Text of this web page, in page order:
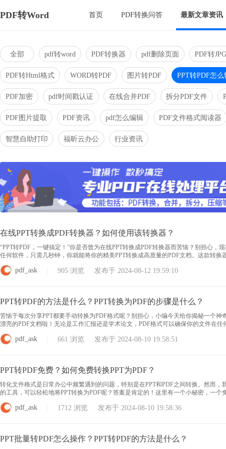
PDF转Word 首页 PDF转换问答 最新文章资讯
全部 pdf转word PDF转换器 pdf删除页面 PDF转
PDF转Html格式 WORD转PDF 图片转PDF PPT转PDF怎么
PDF加密 pdf时间戳认证 在线合并PDF 拆分PDF文件
PDF图片提取 PDF资讯 pdf怎么编辑 PDF文件格式阅读器
智慧自助打印 福昕云办公 行业资讯
在线PPT转换成PDF转换器？如何使用该转换器？
“PPT转PDF，一键搞定！”你是否曾为在线PPT转换成PDF转换器而苦恼？别担心
任何软件，只需几秒钟，你就能将你的精美PPT转换成高质量的PDF文档。这款转
果，都能完美保留。无论你是需要在会议上展示、在网上分享还是保存为档案，这
pdf_ask 905 浏览 发布于 2024-08-12 19:59:10
PPT转PDF的方法是什么？PPT转换为PDF的步骤是什么？
苦恼于每次分享PPT都要手动转换为PDF格式呢？别担心，小编今天给你揭秘一个
漂亮的PDF文档啦！无论是工作汇报还是学术论文，PDF格式可以确保你的文件在
掌握这个技能吧！ PPT转换PDF 用户只需将PPT文件拖放到PDF365界面上，点击
pdf_ask 661 浏览 发布于 2024-08-10 19:58:51
PPT转PDF免费？如何免费转换PPT为PDF？
转化文件格式是日常办公中频繁遇到的问题，特别是在PPT和PDF之间转换。然而
的工具，可以轻松地将PPT转换为PDF呢？答案是肯定的！这里有一个小秘密，一
件或进行注册。让我们揭开这个神奇工具的面纱，帮你解决转换文件格式的困扰。
pdf_ask 1712 浏览 发布于 2024-08-10 19:58:36
PPT批量转PDF怎么操作？PPT转PDF的方法是什么？